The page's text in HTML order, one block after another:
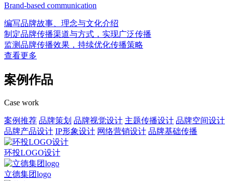
Brand-based communication
编写品牌故事、理念与文化介绍
制定品牌传播渠道与方式，实现广泛传播
监测品牌传播效果，持续优化传播策略
查看更多
案例作品
Case work
案例推荐 品牌策划 品牌视觉设计 主题传播设计 品牌空间设计
品牌产品设计 IP形象设计 网络营销设计 品牌基础传播
环投LOGO设计
立德集团logo